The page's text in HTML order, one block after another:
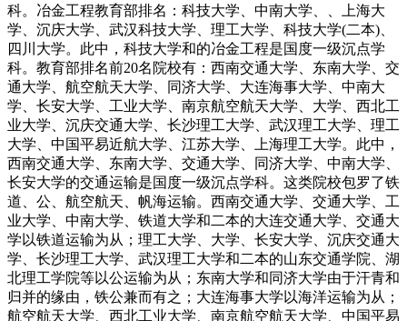
科。冶金工程教育部排名：科技大学、中南大学、、上海大
学、沉庆大学、武汉科技大学、理工大学、科技大学(二本)、
四川大学。此中，科技大学和的冶金工程是国度一级沉点学
科。教育部排名前20名院校有：西南交通大学、东南大学、交
通大学、航空航天大学、同济大学、大连海事大学、中南大
学、长安大学、工业大学、南京航空航天大学、大学、西北工
业大学、沉庆交通大学、长沙理工大学、武汉理工大学、理工
大学、中国平易近航大学、江苏大学、上海理工大学。此中，
西南交通大学、东南大学、交通大学、同济大学、中南大学、
长安大学的交通运输是国度一级沉点学科。这类院校包罗了铁
道、公、航空航天、帆海运输。西南交通大学、交通大学、工
业大学、中南大学、铁道大学和二本的大连交通大学、交通大
学以铁道运输为从；理工大学、大学、长安大学、沉庆交通大
学、长沙理工大学、武汉理工大学和二本的山东交通学院、湖
北理工学院等以公运输为从；东南大学和同济大学由于汗青和
归并的缘由，铁公兼而有之；大连海事大学以海洋运输为从；
航空航天大学、西北工业大学、南京航空航天大学、中国平易